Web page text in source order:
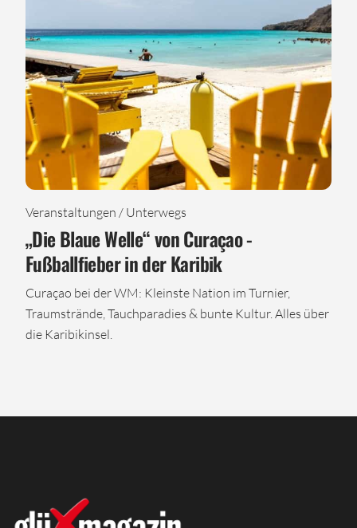
Veranstaltungen / Unterwegs
„Die Blaue Welle“ von Curaçao -
Fußballfieber in der Karibik
Curaçao bei der WM: Kleinste Nation im Turnier,
Traumstrände, Tauchparadies & bunte Kultur. Alles über
die Karibikinsel.